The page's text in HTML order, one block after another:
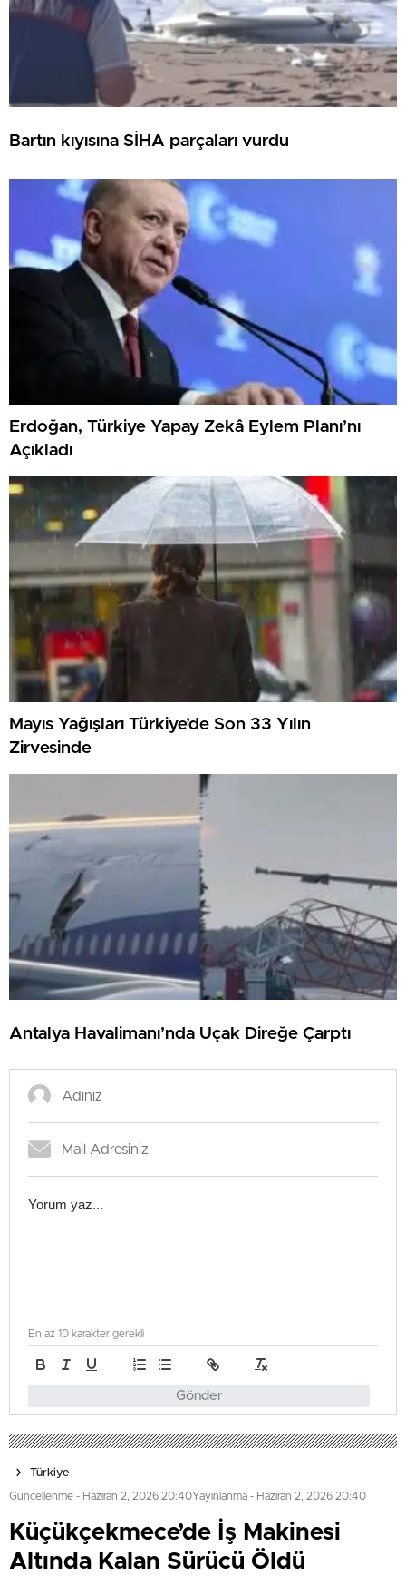
Bartın kıyısına SİHA parçaları vurdu
Erdoğan, Türkiye Yapay Zekâ Eylem Planı’nı
Açıkladı
Mayıs Yağışları Türkiye’de Son 33 Yılın
Zirvesinde
Antalya Havalimanı’nda Uçak Direğe Çarptı
Gönder
En az 10 karakter gerekli
Türkiye
Güncellenme - Haziran 2, 2026 20:40Yayınlanma - Haziran 2, 2026 20:40
Küçükçekmece’de İş Makinesi
Altında Kalan Sürücü Öldü